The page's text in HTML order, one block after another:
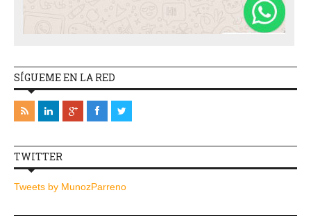
SÍGUEME EN LA RED
TWITTER
Tweets by MunozParreno